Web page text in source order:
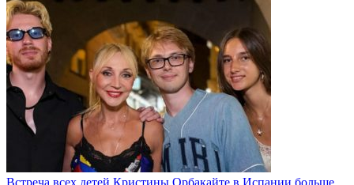
Встреча всех детей Кристины Орбакайте в Испании больше,